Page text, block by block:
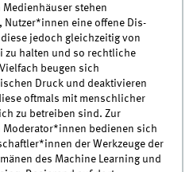
Medienhäuser stehen
Nutzer*innen eine offene Dis-
jedoch gleichzeitig von
zu halten und so rechtliche
beugen sich
Druck und deaktivieren
oftmals mit menschlicher
zu betreiben sind. Zur
Moderator*innen bedienen sich
der Werkzeuge der
des Machine Learning und